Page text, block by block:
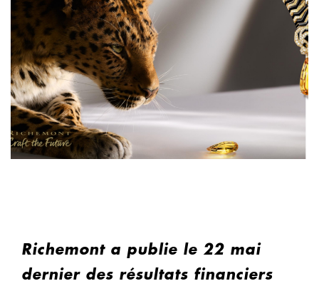
Richemont a publie le 22 mai
dernier des résultats financiers